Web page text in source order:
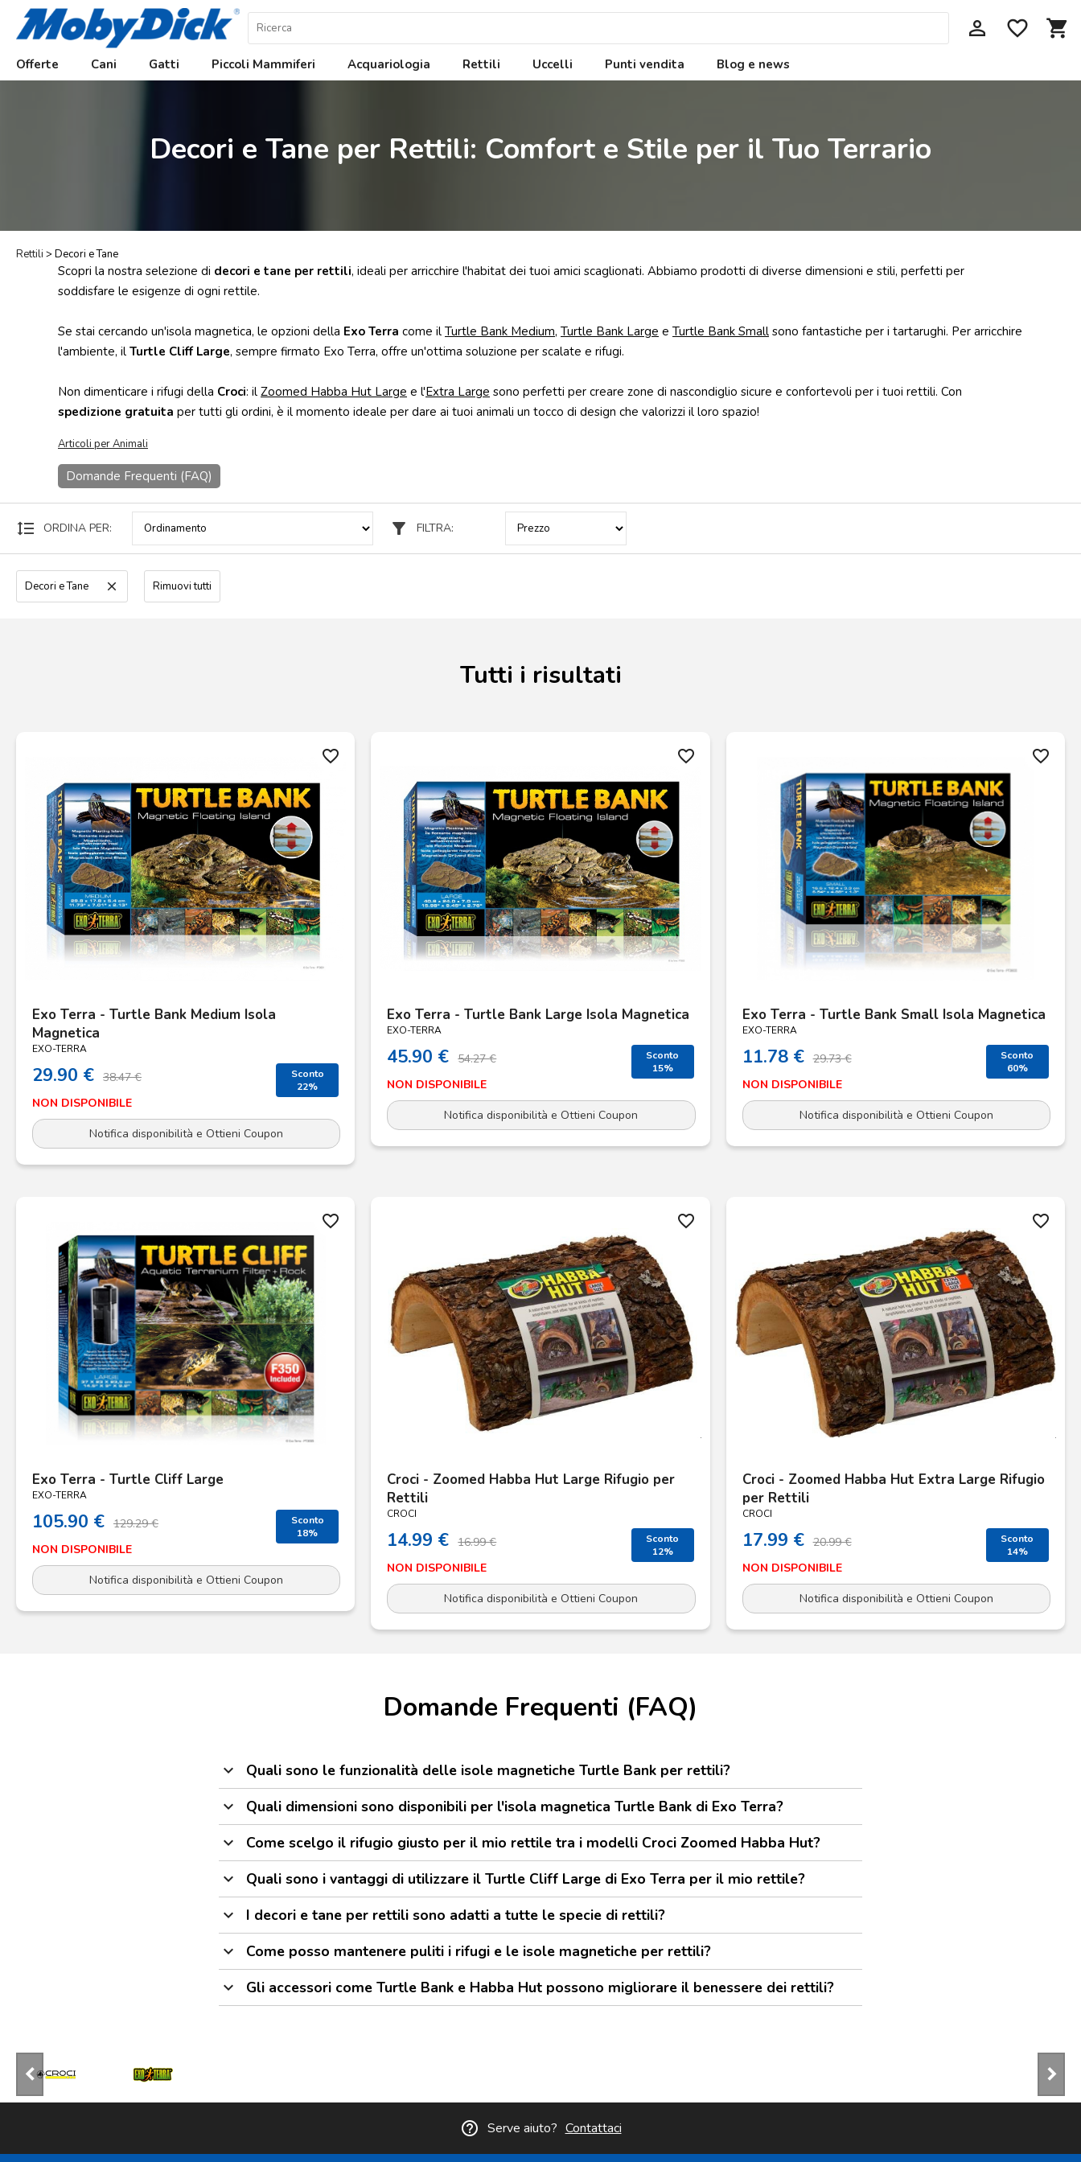
perm_identity favorite_border shopping_cart
Offerte Cani Gatti Piccoli Mammiferi Acquariologia Rettili Uccelli Punti vendita Blog e news
Home
Rettili
Contatti
vendita
Decori e Tane per Rettili: Comfort e Stile per il Tuo Terrario
Rettili > Decori e Tane
Scopri la nostra selezione di decori e tane per rettili, ideali per arricchire l'habitat dei tuoi amici scaglionati. Abbiamo prodotti di diverse dimensioni e stili, perfetti per
soddisfare le esigenze di ogni rettile.
Se stai cercando un'isola magnetica, le opzioni della Exo Terra come il Turtle Bank Medium, Turtle Bank Large e Turtle Bank Small sono fantastiche per i tartarughi. Per arricchire
l'ambiente, il Turtle Cliff Large, sempre firmato Exo Terra, offre un'ottima soluzione per scalate e rifugi.
Non dimenticare i rifugi della Croci: il Zoomed Habba Hut Large e l'Extra Large sono perfetti per creare zone di nascondiglio sicure e confortevoli per i tuoi rettili. Con
spedizione gratuita per tutti gli ordini, è il momento ideale per dare ai tuoi animali un tocco di design che valorizzi il loro spazio!
Articoli per Animali
Domande Frequenti (FAQ)
format_line_spacing ORDINA PER: filter_alt FILTRA:
Decori e Tane clear Rimuovi tutti
Tutti i risultati
favorite_border
Exo Terra - Turtle Bank Medium Isola
Magnetica
EXO-TERRA
29.90 € 38.47 €
Sconto
22%
NON DISPONIBILE
Notifica disponibilità e Ottieni Coupon
favorite_border
Exo Terra - Turtle Bank Large Isola Magnetica
EXO-TERRA
45.90 € 54.27 €
Sconto
15%
NON DISPONIBILE
Notifica disponibilità e Ottieni Coupon
favorite_border
Exo Terra - Turtle Bank Small Isola Magnetica
EXO-TERRA
11.78 € 29.73 €
Sconto
60%
NON DISPONIBILE
Notifica disponibilità e Ottieni Coupon
favorite_border
Exo Terra - Turtle Cliff Large
EXO-TERRA
105.90 € 129.29 €
Sconto
18%
NON DISPONIBILE
Notifica disponibilità e Ottieni Coupon
favorite_border
Croci - Zoomed Habba Hut Large Rifugio per
Rettili
CROCI
14.99 € 16.99 €
Sconto
12%
NON DISPONIBILE
Notifica disponibilità e Ottieni Coupon
favorite_border
Croci - Zoomed Habba Hut Extra Large Rifugio
per Rettili
CROCI
17.99 € 20.99 €
Sconto
14%
NON DISPONIBILE
Notifica disponibilità e Ottieni Coupon
Domande Frequenti (FAQ)
expand_more
Quali sono le funzionalità delle isole magnetiche Turtle Bank per rettili?
expand_more
Quali dimensioni sono disponibili per l'isola magnetica Turtle Bank di Exo Terra?
expand_more
Come scelgo il rifugio giusto per il mio rettile tra i modelli Croci Zoomed Habba Hut?
expand_more
Quali sono i vantaggi di utilizzare il Turtle Cliff Large di Exo Terra per il mio rettile?
expand_more
I decori e tane per rettili sono adatti a tutte le specie di rettili?
expand_more
Come posso mantenere puliti i rifugi e le isole magnetiche per rettili?
expand_more
Gli accessori come Turtle Bank e Habba Hut possono migliorare il benessere dei rettili?
keyboard_arrow_left keyboard_arrow_right
help_outline Serve aiuto? Contattaci